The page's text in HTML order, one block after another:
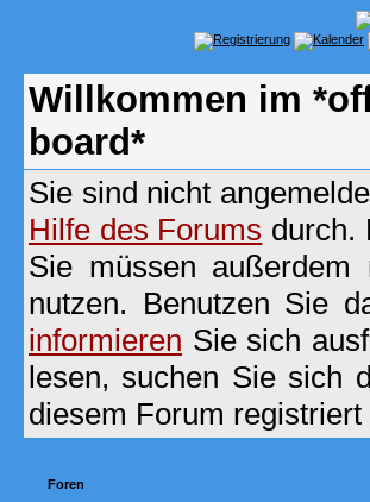
Willkommen im
board*
Sie sind nicht
Hilfe des Forums durch.
Sie müssen
nutzen. Benutzen Sie
informieren Sie sich
lesen, suchen Sie sich
diesem Forum
Foren